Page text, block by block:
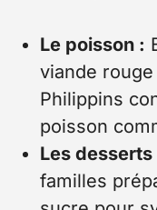
Le poisson :
viande
Philippins
poisson
Les
familles